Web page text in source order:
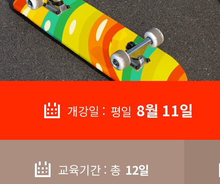
개강일 : 평일 8월 11일
교육기간 : 총 12일